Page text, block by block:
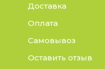
Доставка
Оплата
Самовывоз
Оставить отзыв